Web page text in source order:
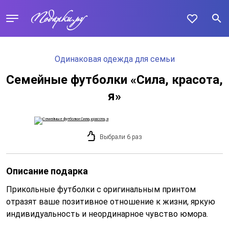
Одинаковая одежда для семьи
Семейные футболки «Сила, красота,
я»
Выбрали 6 раз
Описание подарка
Прикольные футболки с оригинальным принтом
отразят ваше позитивное отношение к жизни, яркую
индивидуальность и неординарное чувство юмора.